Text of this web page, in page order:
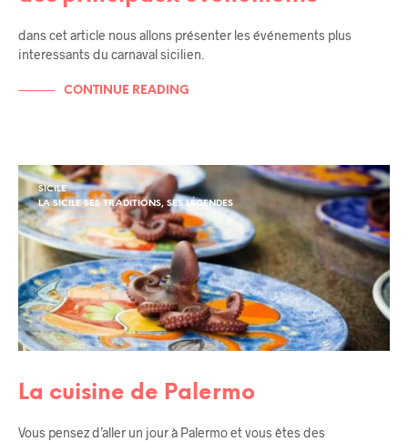
dans cet article nous allons présenter les événements plus
interessants du carnaval sicilien.
CONTINUE READING
SICILE
LA SICILE SES TRADITIONS, SES LÉGENDES
La cuisine de Palermo
Vous pensez d’aller un jour à Palermo et vous êtes des